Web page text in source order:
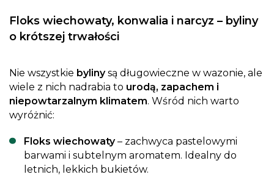
Floks wiechowaty, konwalia i narcyz – byliny
o krótszej trwałości
Nie wszystkie bylinysą długowieczne w wazonie, ale
wiele z nich nadrabia to urodą, zapachem i
niepowtarzalnym klimatem. Wśród nich warto
wyróżnić:
Floks wiechowaty– zachwyca pastelowymi
barwami i subtelnym aromatem. Idealny do
letnich, lekkich bukietów.